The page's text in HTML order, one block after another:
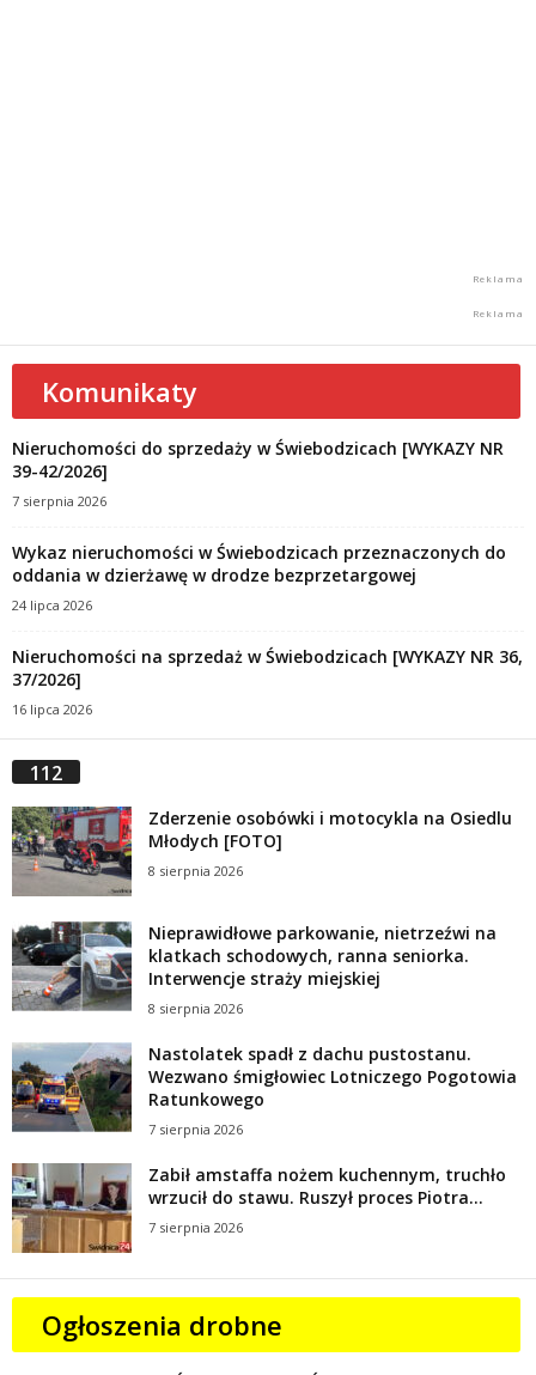
Komunikaty
Nieruchomości do sprzedaży w Świebodzicach [WYKAZY NR
39-42/2026]
7 sierpnia 2026
Wykaz nieruchomości w Świebodzicach przeznaczonych do
oddania w dzierżawę w drodze bezprzetargowej
24 lipca 2026
Nieruchomości na sprzedaż w Świebodzicach [WYKAZY NR 36,
37/2026]
16 lipca 2026
112
Zderzenie osobówki i motocykla na Osiedlu
Młodych [FOTO]
8 sierpnia 2026
Nieprawidłowe parkowanie, nietrzeźwi na
klatkach schodowych, ranna seniorka.
Interwencje straży miejskiej
8 sierpnia 2026
Nastolatek spadł z dachu pustostanu.
Wezwano śmigłowiec Lotniczego Pogotowia
Ratunkowego
7 sierpnia 2026
Zabił amstaffa nożem kuchennym, truchło
wrzucił do stawu. Ruszył proces Piotra...
7 sierpnia 2026
Ogłoszenia drobne